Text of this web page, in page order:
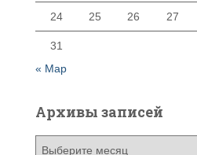
24 25 26 27
31
« Мар
Архивы записей